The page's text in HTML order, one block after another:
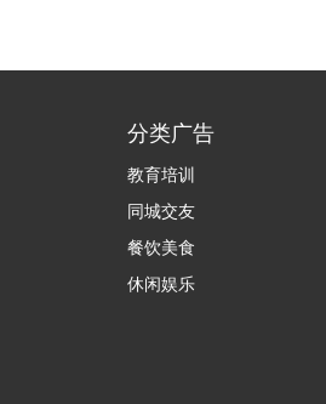
分类广告
教育培训
同城交友
餐饮美食
休闲娱乐